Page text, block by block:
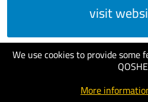
We use cookies to provide some
QOSHE
More
visit